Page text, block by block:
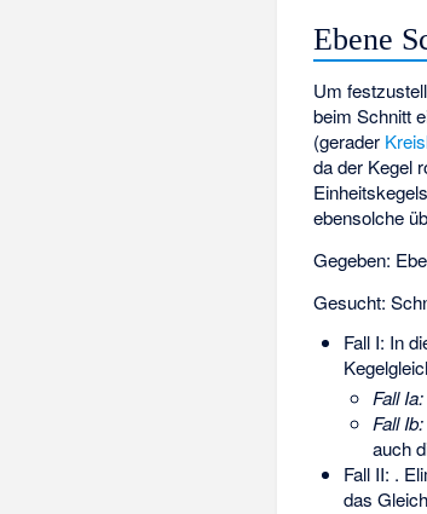
Ebene
Um
beim Schnitt
(gerader
da der Kegel
Einheitskegels
ebensolche
Gegeben:
Gesucht:
Fall I: In
Fall Ia:
Fall Ib:
auch
Fall II: .
das